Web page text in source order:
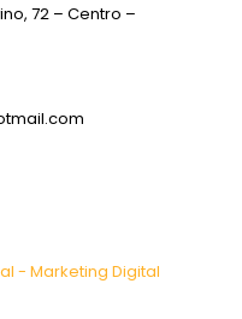
72 – Centro –
- Marketing Digital